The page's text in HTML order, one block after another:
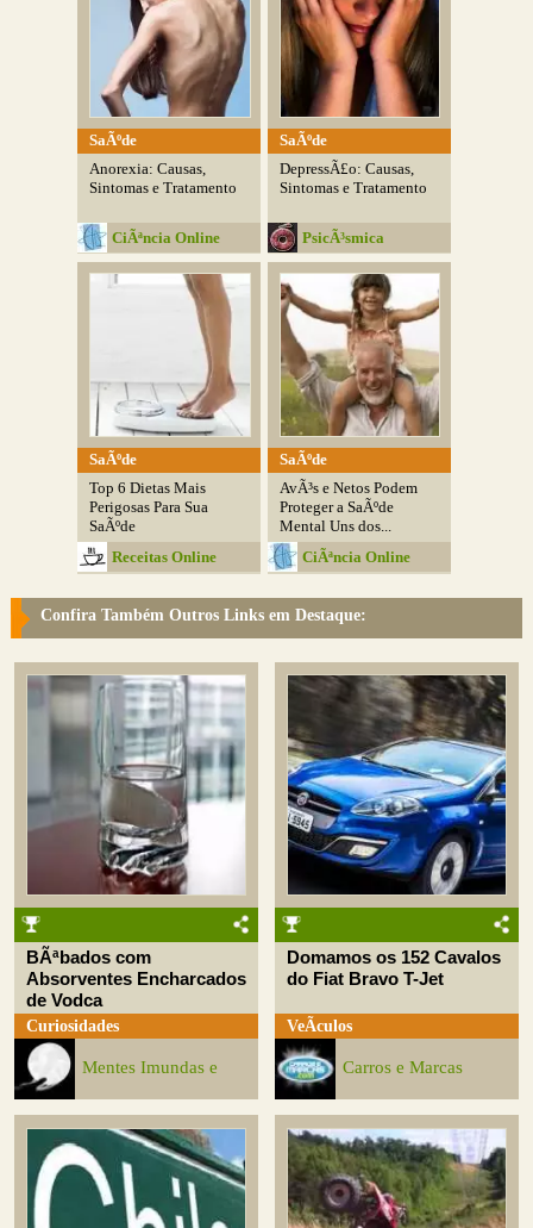
SaÃºde
Anorexia: Causas,
Sintomas e Tratamento
CiÃªncia Online
SaÃºde
DepressÃ£o: Causas,
Sintomas e Tratamento
PsicÃ³smica
SaÃºde
Top 6 Dietas Mais
Perigosas Para Sua
SaÃºde
Receitas Online
SaÃºde
AvÃ³s e Netos Podem
Proteger a SaÃºde
Mental Uns dos...
CiÃªncia Online
Confira Também Outros Links em Destaque:
BÃªbados com
Absorventes Encharcados
de Vodca
Curiosidades
Mentes Imundas e
Domamos os 152 Cavalos
do Fiat Bravo T-Jet
VeÃ­culos
Carros e Marcas